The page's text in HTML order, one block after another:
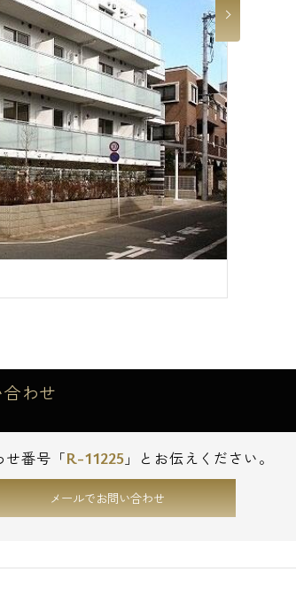
わせ
せ番号「R-11225 」とお伝えください。
メールでお問い合わせ